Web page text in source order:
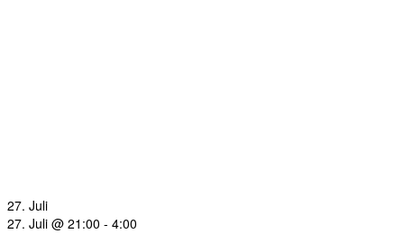
27. Juli
27. Juli @ 21:00 - 4:00